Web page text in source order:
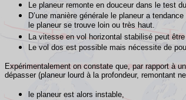
Le planeur remonte en douceur dans le test
D’une manière générale le planeur a
le planeur se trouve loin ou très haut.
La vitesse en vol horizontal stabilisé peut
Le vol dos est possible mais nécessite de
Expérimentalement on constate que, par rapport à
dépasser (planeur lourd à la profondeur, remontant
le planeur est alors instable,